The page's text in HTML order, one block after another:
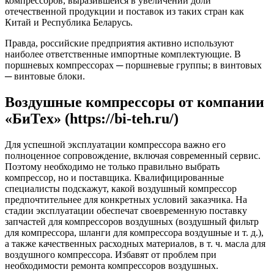
отечественной продукции и поставок из таких стран как
Китай и Республика Беларусь.
Правда, российские предприятия активно используют
наиболее ответственные импортные комплектующие. В
поршневых компрессорах ─ поршневые группы; в винтовых
─ винтовые блоки.
Воздушные компрессоры от компании
«БиТех» (https://bi-teh.ru/)
Для успешной эксплуатации компрессора важно его
полноценное сопровождение, включая современный сервис.
Поэтому необходимо не только правильно выбрать
компрессор, но и поставщика. Квалифицированные
специалисты подскажут, какой воздушный компрессор
предпочтительнее для конкретных условий заказчика. На
стадии эксплуатации обеспечат своевременную поставку
запчастей для компрессоров воздушных (воздушный фильтр
для компрессора, шланги для компрессора воздушные и т. д.),
а также качественных расходных материалов, в т. ч. масла для
воздушного компрессора. Избавят от проблем при
необходимости ремонта компрессоров воздушных.